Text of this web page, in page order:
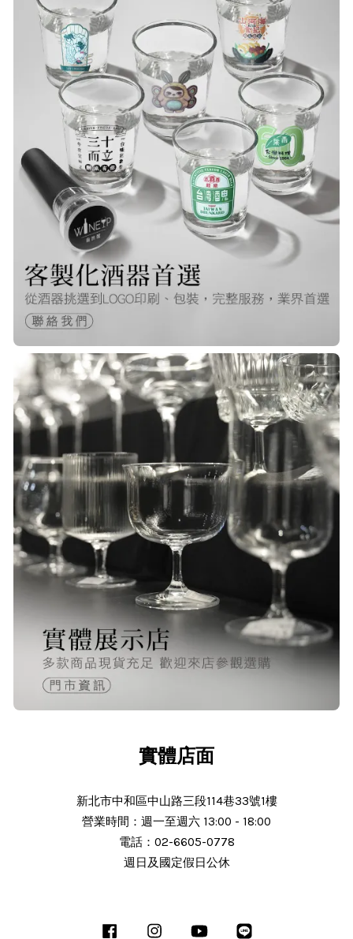
實體店面
新北市中和區中山路三段114巷33號1樓
營業時間：週一至週六 13:00 - 18:00
電話：02-6605-0778
週日及國定假日公休
Facebook InstagramYouTube